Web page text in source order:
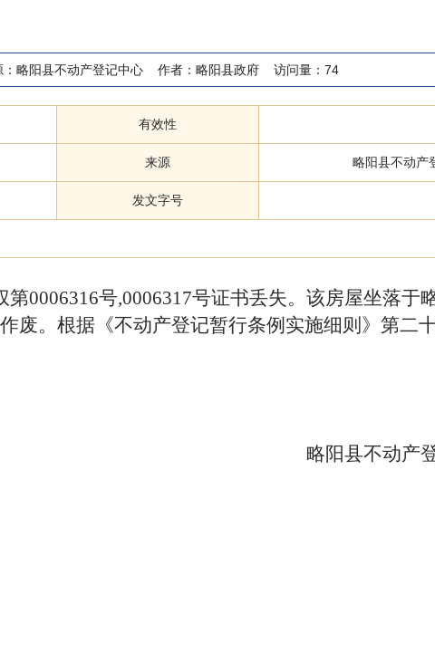
略阳县不动产登记中心 作者： 略阳县政府 访问量： 74
有效性
来源 略阳县不动产
发文字号
第0006316号,0006317号证书丢失。该房屋坐落于
作废。根据《不动产登记暂行条例实施细则》第二
略阳县不动产